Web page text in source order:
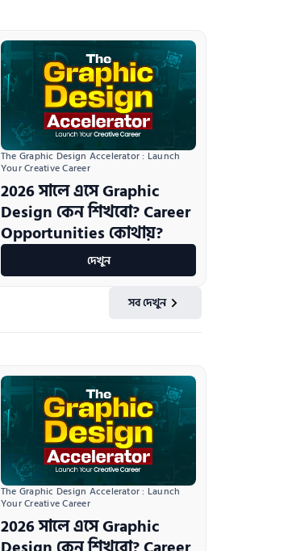
The Graphic Design Accelerator : Launch
Your Creative Career
2026 সালে এসে Graphic
Design কেন শিখবো? Career
Opportunities কোথায়?
দেখুন
সব দেখুন
The Graphic Design Accelerator : Launch
Your Creative Career
2026 সালে এসে Graphic